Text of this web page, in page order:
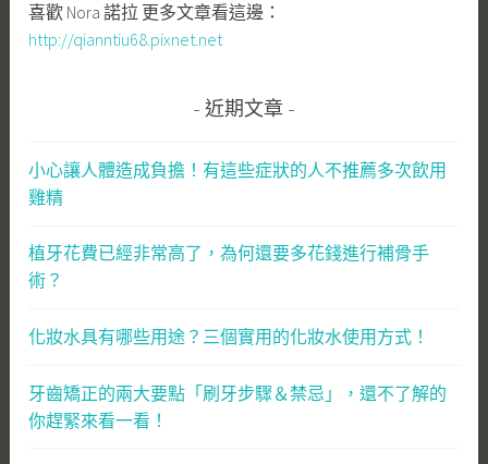
喜歡 Nora 諾拉 更多文章看這邊：
http://qianntiu68.pixnet.net
近期文章
小心讓人體造成負擔！有這些症狀的人不推薦多次飲用
雞精
植牙花費已經非常高了，為何還要多花錢進行補骨手
術？
化妝水具有哪些用途？三個實用的化妝水使用方式！
牙齒矯正的兩大要點「刷牙步驟＆禁忌」，還不了解的
你趕緊來看一看！